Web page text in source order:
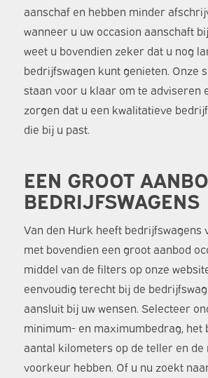
aanschaf en hebben minder
wanneer u uw occasion aanschaft
weet u bovendien zeker dat u nog
bedrijfswagen kunt genieten. Onze
staan voor u klaar om te adviseren
zorgen dat u een kwalitatieve
die bij u past.
EEN GROOT
BEDRIJFSWAGENS
Van den Hurk heeft bedrijfswagens
met bovendien een groot aanbod
middel van de filters op onze
eenvoudig terecht bij de
aansluit bij uw wensen. Selecteer
minimum- en maximumbedrag, het
aantal kilometers op de teller en de
voorkeur hebben. Of u nu zoekt